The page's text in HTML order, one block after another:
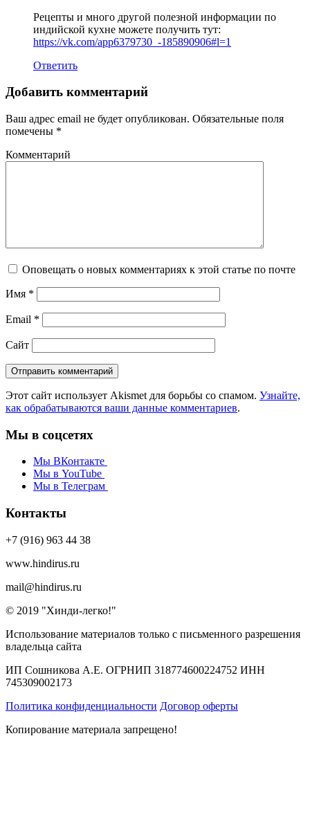
Рецепты и много другой полезной информации по
индийской кухне можете получить тут:
https://vk.com/app6379730_-185890906#l=1
Ответить
Добавить комментарий
Ваш адрес email не будет опубликован. Обязательные поля
помечены *
Комментарий
Оповещать о новых комментариях к этой статье по почте
Имя *
Email *
Сайт
Этот сайт использует Akismet для борьбы со спамом. Узнайте,
как обрабатываются ваши данные комментариев.
Мы в соцсетях
Мы ВКонтакте
Мы в YouTube
Мы в Телеграм
Контакты
+7 (916) 963 44 38
www.hindirus.ru
mail@hindirus.ru
© 2019 "Хинди-легко!"
Использование материалов только с письменного разрешения
владельца сайта
ИП Сошникова А.Е. ОГРНИП 318774600224752 ИНН
745309002173
Политика конфиденциальности Договор оферты
Копирование материала запрещено!